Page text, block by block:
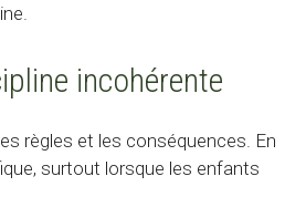
incohérente
règles et les conséquences. En
surtout lorsque les enfants